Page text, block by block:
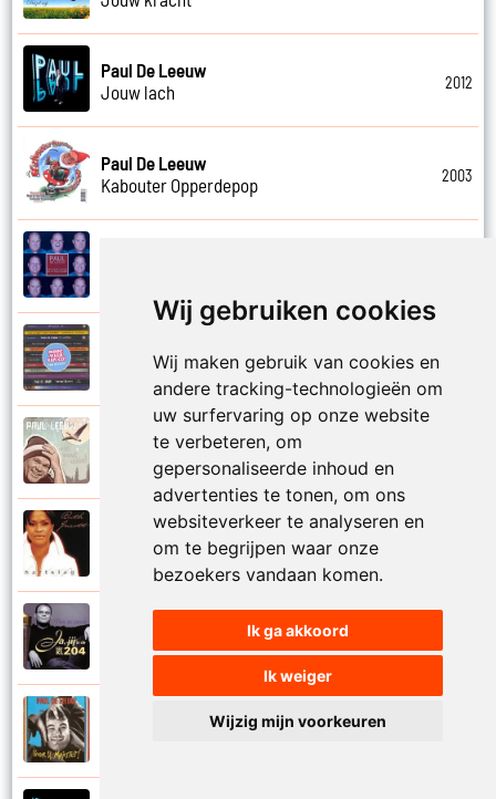
Wij gebruiken cookies
Wij maken gebruik van cookies en
andere tracking-technologieën om
uw surfervaring op onze website
te verbeteren, om
gepersonaliseerde inhoud en
advertenties te tonen, om ons
websiteverkeer te analyseren en
om te begrijpen waar onze
bezoekers vandaan komen.
Ik ga akkoord
Ik weiger
Wijzig mijn voorkeuren
Paul De Leeuw
Jouw lach
2012
Paul De Leeuw
Kabouter Opperdepop
2003
Katinka
Paul De Leeuw
Kerstmis
Ruth Jacott en Paul De Leeuw
Kijk niet uit
KL 204 (Als ik God was)